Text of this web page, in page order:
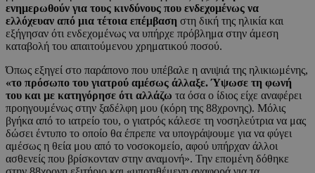
ενημερωθούν για τους κινδύνους που ενδεχομένως να
ελλόχευαν από μια τέτοια επέμβαση στη δική της ηλικία και
εξήγησαν ότι ενδεχομένως να υπήρχε πρόβλημα στην άμεση
καταβολή του απαιτούμενου χρηματικού ποσού.
Όπως εξηγεί στο παράπονο που υπέβαλε η ανιψιά της ηλικιωμένης,
«το πρόσωπο του γιατρού αμέσως άλλαξε. Ύψωσε τη φωνή
του και με κατηγόρησε ότι αλλάζω τα όσα ο ίδιος είχε αναφέρει
προηγουμένως στην ξαδέλφη μου (κόρη της 88χρονης). Μόλις
βγήκα από το ιατρείο του, ο γιατρός κάλεσε τη νοσηλεύτρια να μας
δώσει έντυπο το οποίο θα έπρεπε να υπογράψουμε για να φύγει
αμέσως η θεία μου από το νοσοκομείο, αφού υπήρχαν άλλοι
ασθενείς που βρίσκονταν στην αναμονή». Την επομένη δόθηκε